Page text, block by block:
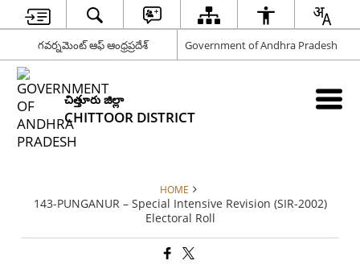
గవర్నమెంట్ ఆఫ్ ఆంధ్రప్రదేశ్ Government of Andhra Pradesh
చిత్తూరు జిల్లా
CHITTOOR DISTRICT
HOME
143-PUNGANUR – Special Intensive Revision (SIR-2002)
Electoral Roll